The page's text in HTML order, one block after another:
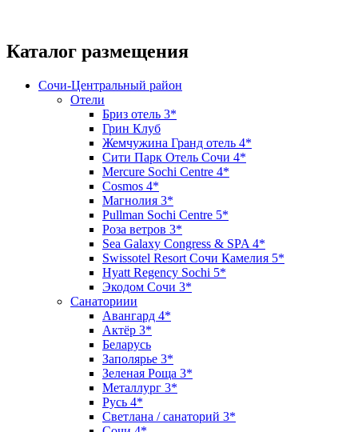
Каталог размещения
Сочи-Центральный район
Отели
Бриз отель 3*
Грин Клуб
Жемчужина Гранд отель 4*
Сити Парк Отель Сочи 4*
Mercure Sochi Centre 4*
Cosmos 4*
Магнолия 3*
Pullman Sochi Сеntre 5*
Роза ветров 3*
Sea Galaxy Congress & SPA 4*
Swissotel Resort Сочи Камелия 5*
Hyatt Regency Sochi 5*
Экодом Сочи 3*
Санаториии
Авангард 4*
Актёр 3*
Беларусь
Заполярье 3*
Зеленая Роща 3*
Металлург 3*
Русь 4*
Светлана / санаторий 3*